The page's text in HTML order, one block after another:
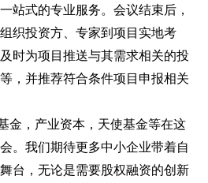
站式的专业服务。会议结束后，
织投资方、专家到项目实地考
时为项目推送与其需求相关的投
，并推荐符合条件项目申报相关
金，产业资本，天使基金等在这
。我们期待更多中小企业带着自
台，无论是需要股权融资的创新